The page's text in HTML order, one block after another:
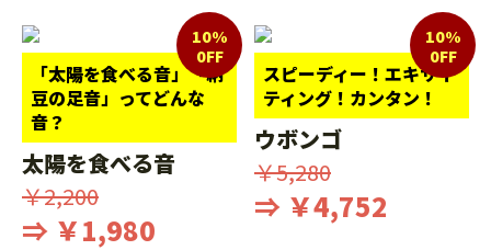
「太陽を食べる音」「納
豆の足音」ってどんな
音？
10%
0FF
太陽を食べる音
￥2,200
⇒ ￥1,980
スピーディー！エキサイ
ティング！カンタン！
10%
0FF
ウボンゴ
￥5,280
⇒ ￥4,752